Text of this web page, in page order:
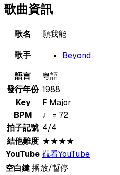
歌曲資訊
歌名
願我能
歌手
Beyond
語言
粵語
發行年份 1988
Key
F Major
BPM
♩ = 72
拍子記號 4/4
結他難度 ★★★★
YouTube觀看YouTube
空白鍵播放/暫停